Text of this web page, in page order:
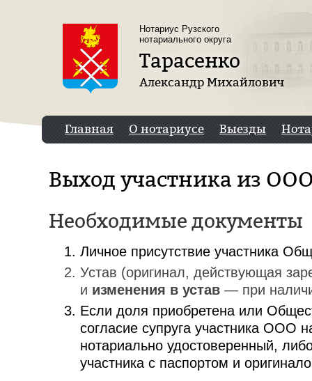
Нотариус Рузского
нотариального округа
Тарасенко
Александр Михайлович
Главная О нотариусе Выезды
Выход участника из
Необходимые документы
Личное присутствие участника
Устав (оригинал, действующая
и изменения в устав — при
Если доля приобретена или
согласие супруга участника ООО
нотариально удостоверенный,
участника с паспортом и